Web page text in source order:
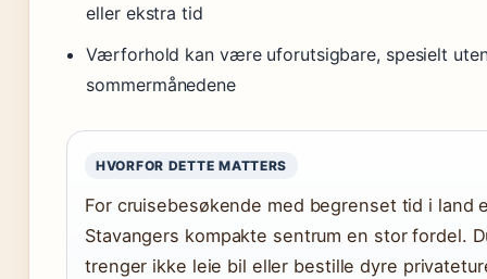
eller ekstra tid
Værforhold kan være uforutsigbare, spesielt
sommermånedene
HVORFOR DETTE MATTERS
For cruisebesøkende med begrenset tid i land
Stavangers kompakte sentrum en stor fordel.
trenger ikke leie bil eller bestille dyre